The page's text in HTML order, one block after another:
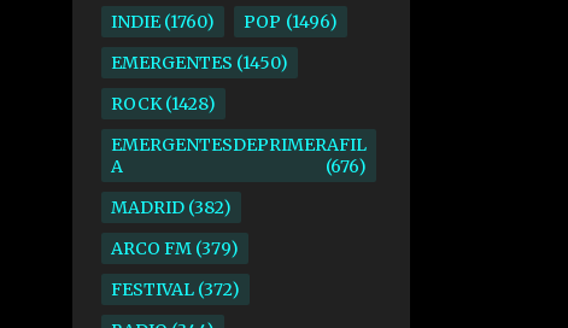
INDIE 1760 POP 1496
EMERGENTES 1450
ROCK 1428
EMERGENTESDEPRIMERAFIL
A
676
MADRID 382
ARCO FM 379
FESTIVAL 372